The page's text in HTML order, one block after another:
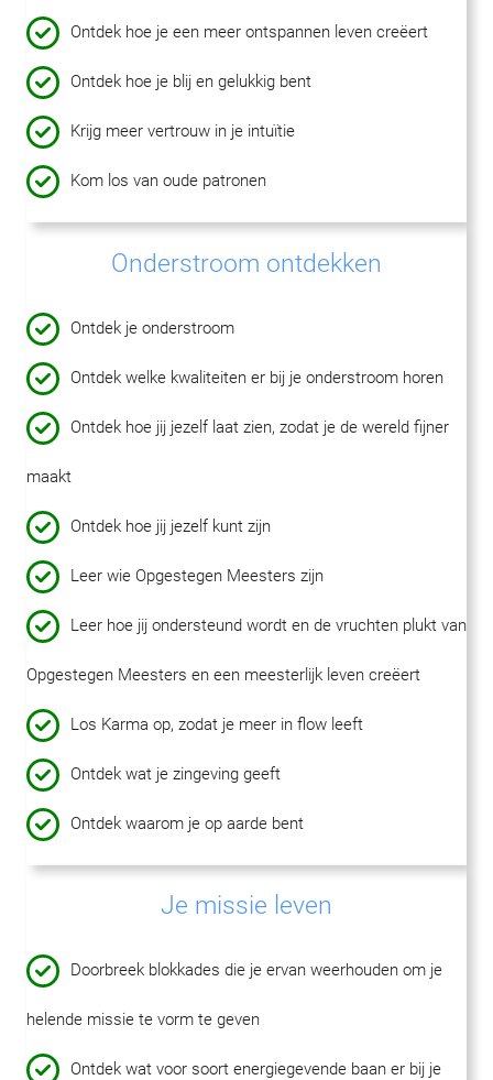
Ontdek hoe je een meer ontspannen leven creëert
Ontdek hoe je blij en gelukkig bent
Krijg meer vertrouw in je intuïtie
Kom los van oude patronen
Onderstroom ontdekken
Ontdek je onderstroom
Ontdek welke kwaliteiten er bij je onderstroom horen
Ontdek hoe jij jezelf laat zien, zodat je de wereld fijner
maakt
Ontdek hoe jij jezelf kunt zijn
Leer wie Opgestegen Meesters zijn
Leer hoe jij ondersteund wordt en de vruchten plukt van
Opgestegen Meesters en een meesterlijk leven creëert
Los Karma op, zodat je meer in flow leeft
Ontdek wat je zingeving geeft
Ontdek waarom je op aarde bent
Je missie leven
Doorbreek blokkades die je ervan weerhouden om je
helende missie te vorm te geven
Ontdek wat voor soort energiegevende baan er bij je